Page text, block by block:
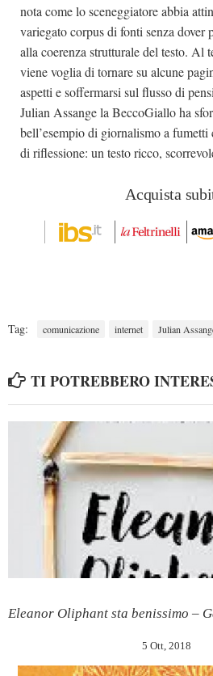
nota come lo sceneggiatore abbia
variegato corpus di fonti senza dover
alla coerenza strutturale del testo. Al
viene voglia di tornare su alcune
aspetti e soffermarsi sul flusso di
Julian Assange la BeccoGiallo ha
bell’esempio di giornalismo a
di riflessione: un testo ricco,
Acquista
Tag: comunicazione internet Julian
TI POTREBBERO
Eleanor Oliphant sta benissimo –
5 Ott, 2018